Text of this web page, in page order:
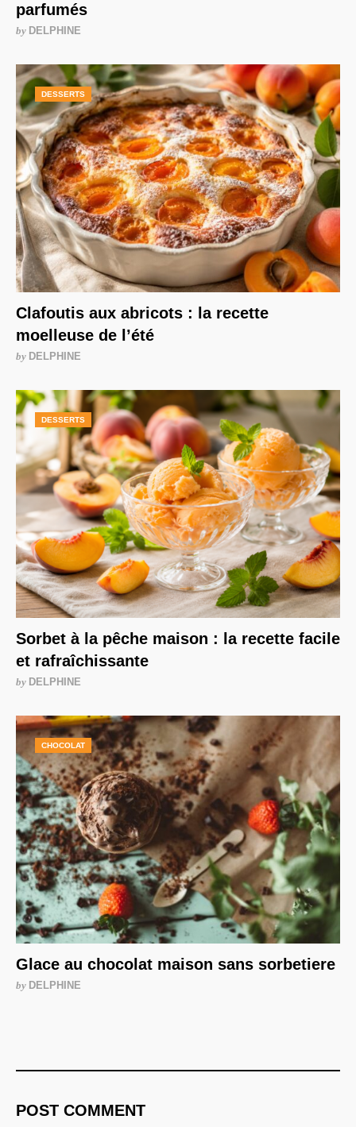
parfumés
by DELPHINE
DESSERTS
Clafoutis aux abricots : la recette
moelleuse de l’été
by DELPHINE
DESSERTS
Sorbet à la pêche maison : la recette facile
et rafraîchissante
by DELPHINE
CHOCOLAT
Glace au chocolat maison sans sorbetiere
by DELPHINE
POST COMMENT